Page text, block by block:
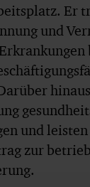
Er
und
und
zur